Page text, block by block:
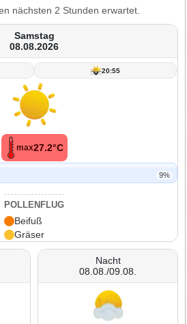
nächsten 2 Stunden erwartet.
Samstag
08.08.2026
20:55
max27.2°C
9%
POLLENFLUG
Beifuß
Gräser
Nacht
08.08./09.08.